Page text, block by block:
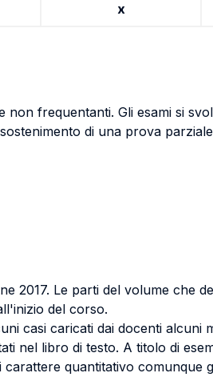
x
frequentanti. Gli esami si
di una prova
2017. Le parti del volume che
del corso.
casi caricati dai docenti
nel libro di testo. A titolo di
quantitativo comunque